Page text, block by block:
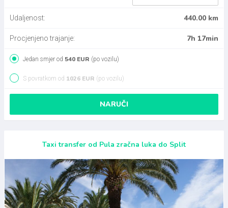
Udaljenost: 440.00 km
Procjenjeno trajanje: 7h 17min
Jedan smjer od 540 EUR (po vozilu)
S povratkom od 1026 EUR (po vozilu)
NARUČI
Taxi transfer od Pula zračna luka do Split